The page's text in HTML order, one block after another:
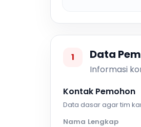
1 Data
Informasi
Kontak Pemohon
Data dasar agar tim
Nama Lengkap